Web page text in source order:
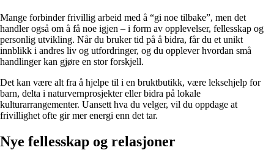
Mange forbinder frivillig arbeid med å “gi noe tilbake”, men det
handler også om å få noe igjen – i form av opplevelser, fellesskap og
personlig utvikling. Når du bruker tid på å bidra, får du et unikt
innblikk i andres liv og utfordringer, og du opplever hvordan små
handlinger kan gjøre en stor forskjell.
Det kan være alt fra å hjelpe til i en bruktbutikk, være leksehjelp for
barn, delta i naturvernprosjekter eller bidra på lokale
kulturarrangementer. Uansett hva du velger, vil du oppdage at
frivillighet ofte gir mer energi enn det tar.
Nye fellesskap og relasjoner